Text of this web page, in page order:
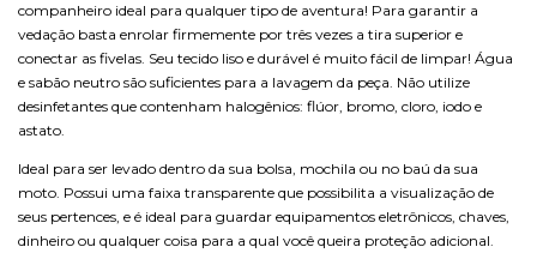
companheiro ideal para qualquer tipo de aventura! Para garantir a
vedação basta enrolar firmemente por três vezes a tira superior e
conectar as fivelas. Seu tecido liso e durável é muito fácil de limpar! Água
e sabão neutro são suficientes para a lavagem da peça. Não utilize
desinfetantes que contenham halogênios: flúor, bromo, cloro, iodo e
astato.
Ideal para ser levado dentro da sua bolsa, mochila ou no baú da sua
moto. Possui uma faixa transparente que possibilita a visualização de
seus pertences, e é ideal para guardar equipamentos eletrônicos, chaves,
dinheiro ou qualquer coisa para a qual você queira proteção adicional.